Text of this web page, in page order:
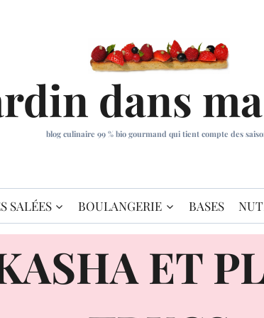
dans
blog culinaire 99 % bio gourmand qui tient compte des
SALÉES BOULANGERIE BASES
ET